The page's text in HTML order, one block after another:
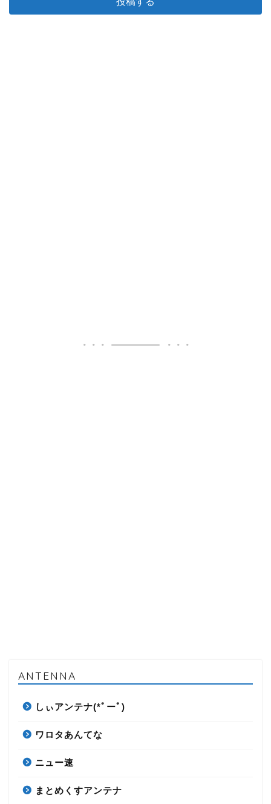
ANTENNA
しぃアンテナ(*ﾟーﾟ)
ワロタあんてな
ニュー速
まとめくすアンテナ